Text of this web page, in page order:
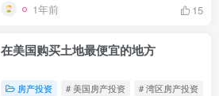
1年前 15
在美国购买土地最便宜的地方
房产投资 # 美国房产投资 # 湾区房产投资